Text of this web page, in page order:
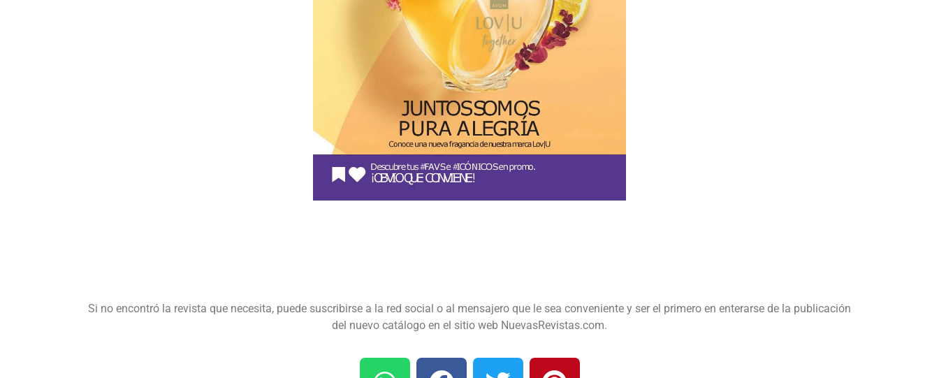
Si no encontró la revista que necesita, puede suscribirse a la red social o al mensajero que le sea conveniente y ser el primero en enterarse de la publicación
del nuevo catálogo en el sitio web NuevasRevistas.com.